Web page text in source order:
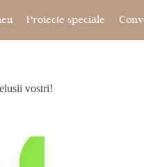
Proiecte speciale
vostri!